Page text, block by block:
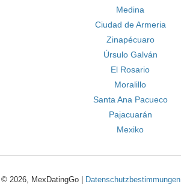
Medina
Ciudad de Armeria
Zinapécuaro
Úrsulo Galván
El Rosario
Moralillo
Santa Ana Pacueco
Pajacuarán
Mexiko
© 2026, MexDatingGo | Datenschutzbestimmungen